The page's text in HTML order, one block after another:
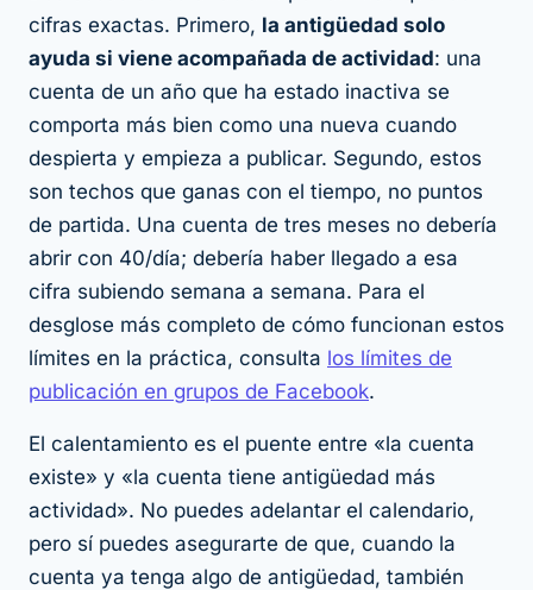
cifras exactas. Primero, la antigüedad solo
ayuda si viene acompañada de actividad: una
cuenta de un año que ha estado inactiva se
comporta más bien como una nueva cuando
despierta y empieza a publicar. Segundo, estos
son techos que ganas con el tiempo, no puntos
de partida. Una cuenta de tres meses no debería
abrir con 40/día; debería haber llegado a esa
cifra subiendo semana a semana. Para el
desglose más completo de cómo funcionan estos
límites en la práctica, consulta los límites de
publicación en grupos de Facebook.
El calentamiento es el puente entre «la cuenta
existe» y «la cuenta tiene antigüedad más
actividad». No puedes adelantar el calendario,
pero sí puedes asegurarte de que, cuando la
cuenta ya tenga algo de antigüedad, también